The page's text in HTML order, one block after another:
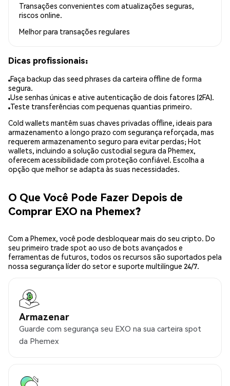
Transações convenientes com atualizações seguras,
riscos online.
Melhor para transações regulares
Dicas profissionais:
Faça backup das seed phrases da carteira offline de forma
segura.
Use senhas únicas e ative autenticação de dois fatores (2FA).
Teste transferências com pequenas quantias primeiro.
Cold wallets mantêm suas chaves privadas offline, ideais para
armazenamento a longo prazo com segurança reforçada, mas
requerem armazenamento seguro para evitar perdas; Hot
wallets, incluindo a solução custodial segura da Phemex,
oferecem acessibilidade com proteção confiável. Escolha a
opção que melhor se adapta às suas necessidades.
O Que Você Pode Fazer Depois de
Comprar EXO na Phemex?
Com a Phemex, você pode desbloquear mais do seu cripto. Do
seu primeiro trade spot ao uso de bots avançados e
ferramentas de futuros, todos os recursos são suportados pela
nossa segurança líder do setor e suporte multilíngue 24/7.
Armazenar
Guarde com segurança seu EXO na sua carteira spot
da Phemex